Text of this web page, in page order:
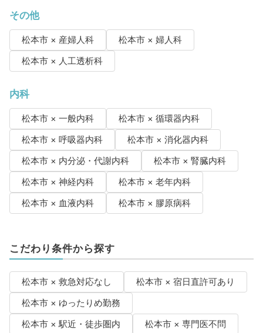
その他
松本市 × 産婦人科
松本市 × 婦人科
松本市 × 人工透析科
内科
松本市 × 一般内科
松本市 × 循環器内科
松本市 × 呼吸器内科
松本市 × 消化器内科
松本市 × 内分泌・代謝内科
松本市 × 腎臓内科
松本市 × 神経内科
松本市 × 老年内科
松本市 × 血液内科
松本市 × 膠原病科
こだわり条件から探す
松本市 × 救急対応なし
松本市 × 宿日直許可あり
松本市 × ゆったりめ勤務
松本市 × 駅近・徒歩圏内
松本市 × 専門医不問